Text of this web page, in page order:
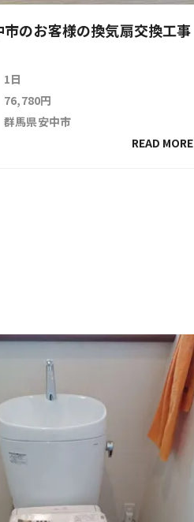
のお客様の換気扇交換工事
1日
76,780円
群馬県安中市
READ MORE